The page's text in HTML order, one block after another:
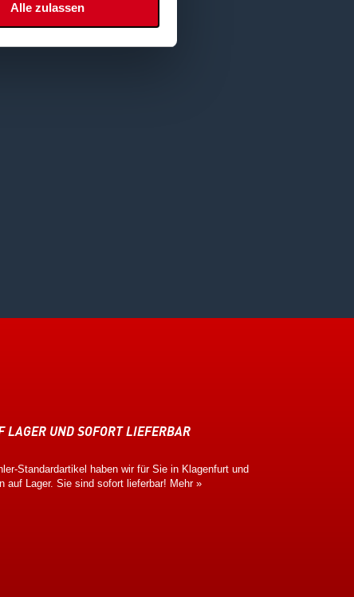
Alle zulassen
LAGER UND SOFORT LIEFERBAR
Standardartikel haben wir für Sie in Klagenfurt und
auf Lager. Sie sind sofort lieferbar! Mehr »